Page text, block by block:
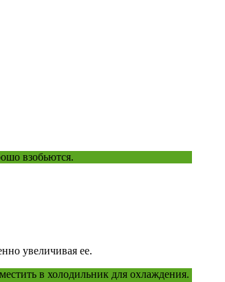
взобьются.
увеличивая ее.
в холодильник для охлаждения.